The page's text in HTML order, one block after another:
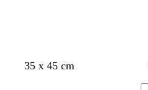
35 x 45 cm